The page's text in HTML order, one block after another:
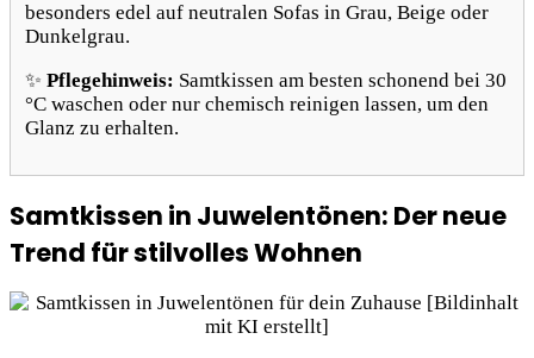
besonders edel auf neutralen Sofas in Grau, Beige oder
Dunkelgrau.
✨ Pflegehinweis: Samtkissen am besten schonend bei 30
°C waschen oder nur chemisch reinigen lassen, um den
Glanz zu erhalten.
Samtkissen in Juwelentönen: Der neue
Trend für stilvolles Wohnen